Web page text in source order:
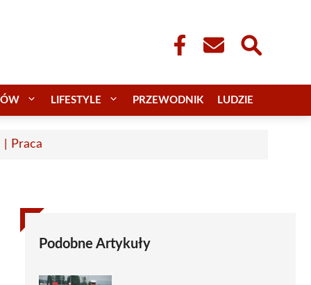
LIFESTYLE PRZEWODNIK LUDZIE
| Praca
Podobne Artykuły